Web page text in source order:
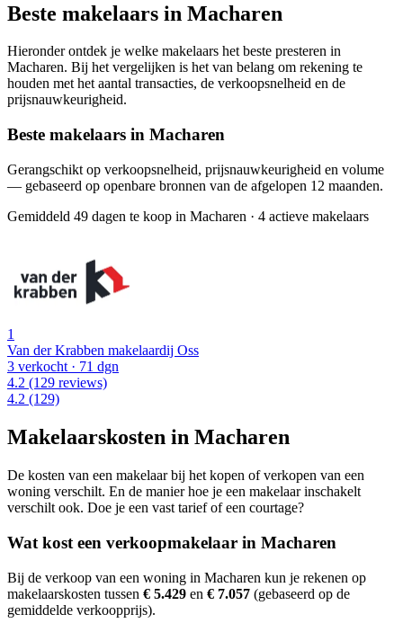
Beste makelaars in Macharen
Hieronder ontdek je welke makelaars het beste presteren in
Macharen. Bij het vergelijken is het van belang om rekening te
houden met het aantal transacties, de verkoopsnelheid en de
prijsnauwkeurigheid.
Beste makelaars in Macharen
Gerangschikt op verkoopsnelheid, prijsnauwkeurigheid en volume
— gebaseerd op openbare bronnen van de afgelopen 12 maanden.
Gemiddeld 49 dagen te koop in Macharen · 4 actieve makelaars
1
Van der Krabben makelaardij Oss
3 verkocht· 71 dgn
4.2 (129 reviews)
4.2 (129)
Makelaarskosten in Macharen
De kosten van een makelaar bij het kopen of verkopen van een
woning verschilt. En de manier hoe je een makelaar inschakelt
verschilt ook. Doe je een vast tarief of een courtage?
Wat kost een verkoopmakelaar in Macharen
Bij de verkoop van een woning in Macharen kun je rekenen op
makelaarskosten tussen € 5.429 en € 7.057 (gebaseerd op de
gemiddelde verkoopprijs).